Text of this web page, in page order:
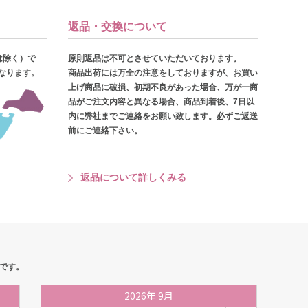
除く）で
ります。
返品・交換について
原則返品は不可とさせていただいております。
商品出荷には万全の注意をしておりますが、お買い
上げ商品に破損、初期不良があった場合、万が一商
品がご注文内容と異なる場合、商品到着後、7日以
内に弊社までご連絡をお願い致します。必ずご返送
前にご連絡下さい。
返品について詳しくみる
す。
2026年 9月